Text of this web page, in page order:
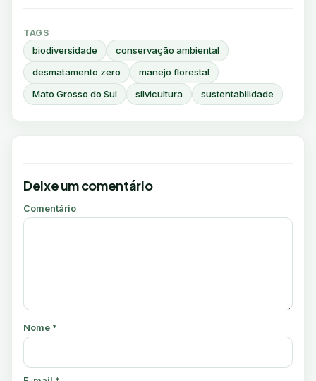
TAGS
biodiversidade
conservação ambiental
desmatamento zero
manejo florestal
Mato Grosso do Sul
silvicultura sustentabilidade
Deixe um comentário
Comentário
Nome *